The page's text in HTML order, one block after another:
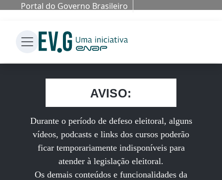
Portal do Governo Brasileiro
AVISO:
Durante o período de defeso eleitoral, alguns
vídeos, podcasts e links dos cursos poderão
ficar temporariamente indisponíveis para
atender à legislação eleitoral.
Os demais conteúdos e funcionalidades da